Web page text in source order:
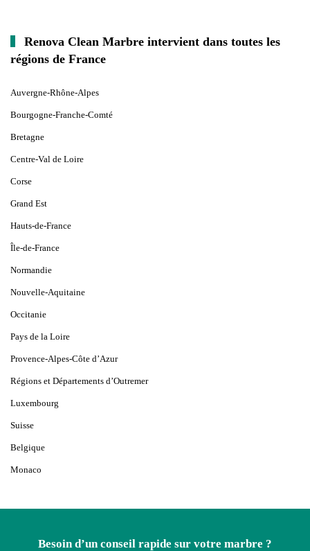
Renova Clean Marbre intervient dans toutes les
régions de France
Auvergne-Rhône-Alpes
Bourgogne-Franche-Comté
Bretagne
Centre-Val de Loire
Corse
Grand Est
Hauts-de-France
Île-de-France
Normandie
Nouvelle-Aquitaine
Occitanie
Pays de la Loire
Provence-Alpes-Côte d’Azur
Régions et Départements d’Outremer
Luxembourg
Suisse
Belgique
Monaco
Besoin d’un conseil rapide sur votre marbre ?